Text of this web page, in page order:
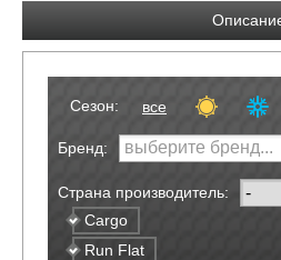
Сезон: все
Бренд:
Страна производитель:
Cargo
Run Flat